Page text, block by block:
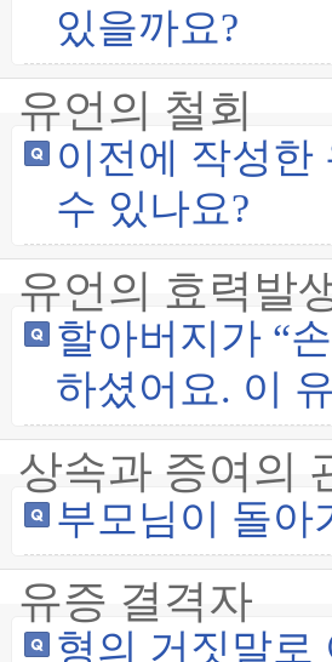
있을까요?
유언의 철회
이전에 작성한
수 있나요?
유언의 효력발
할아버지가 “
하셨어요. 이
상속과 증여의
부모님이 돌아
유증 결격자
형의 거짓말로